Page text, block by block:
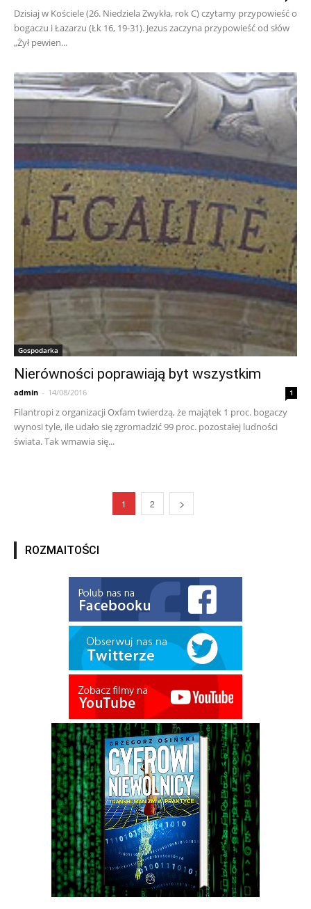
Dzisiaj w Kościele (26. Niedziela Zwykła, rok C) czytamy przypowieść o
bogaczu i Łazarzu (Łk 16, 19-31). Jezus zaczyna przypowieść od słów
„Żył pewien...
Gospodarka
Nierówności poprawiają byt wszystkim
admin - 14/08/2016 1
Filantropi z organizacji Oxfam twierdzą, że majątek 1 proc. bogaczy
wynosi tyle, ile udało się zgromadzić 99 proc. pozostałej ludności
świata. Tak wmawia się...
1 2
ROZMAITOŚCI